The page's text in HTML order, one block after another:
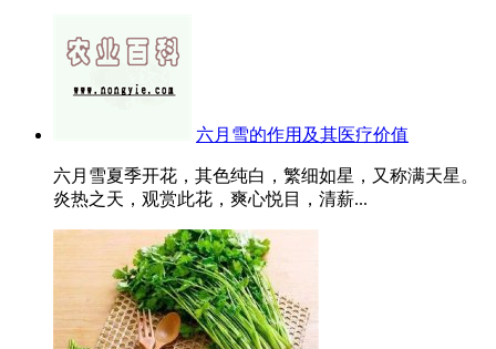
六月雪的作用及其医疗价值
六月雪夏季开花，其色纯白，繁细如星，又称满天星。
炎热之天，观赏此花，爽心悦目，清薪...